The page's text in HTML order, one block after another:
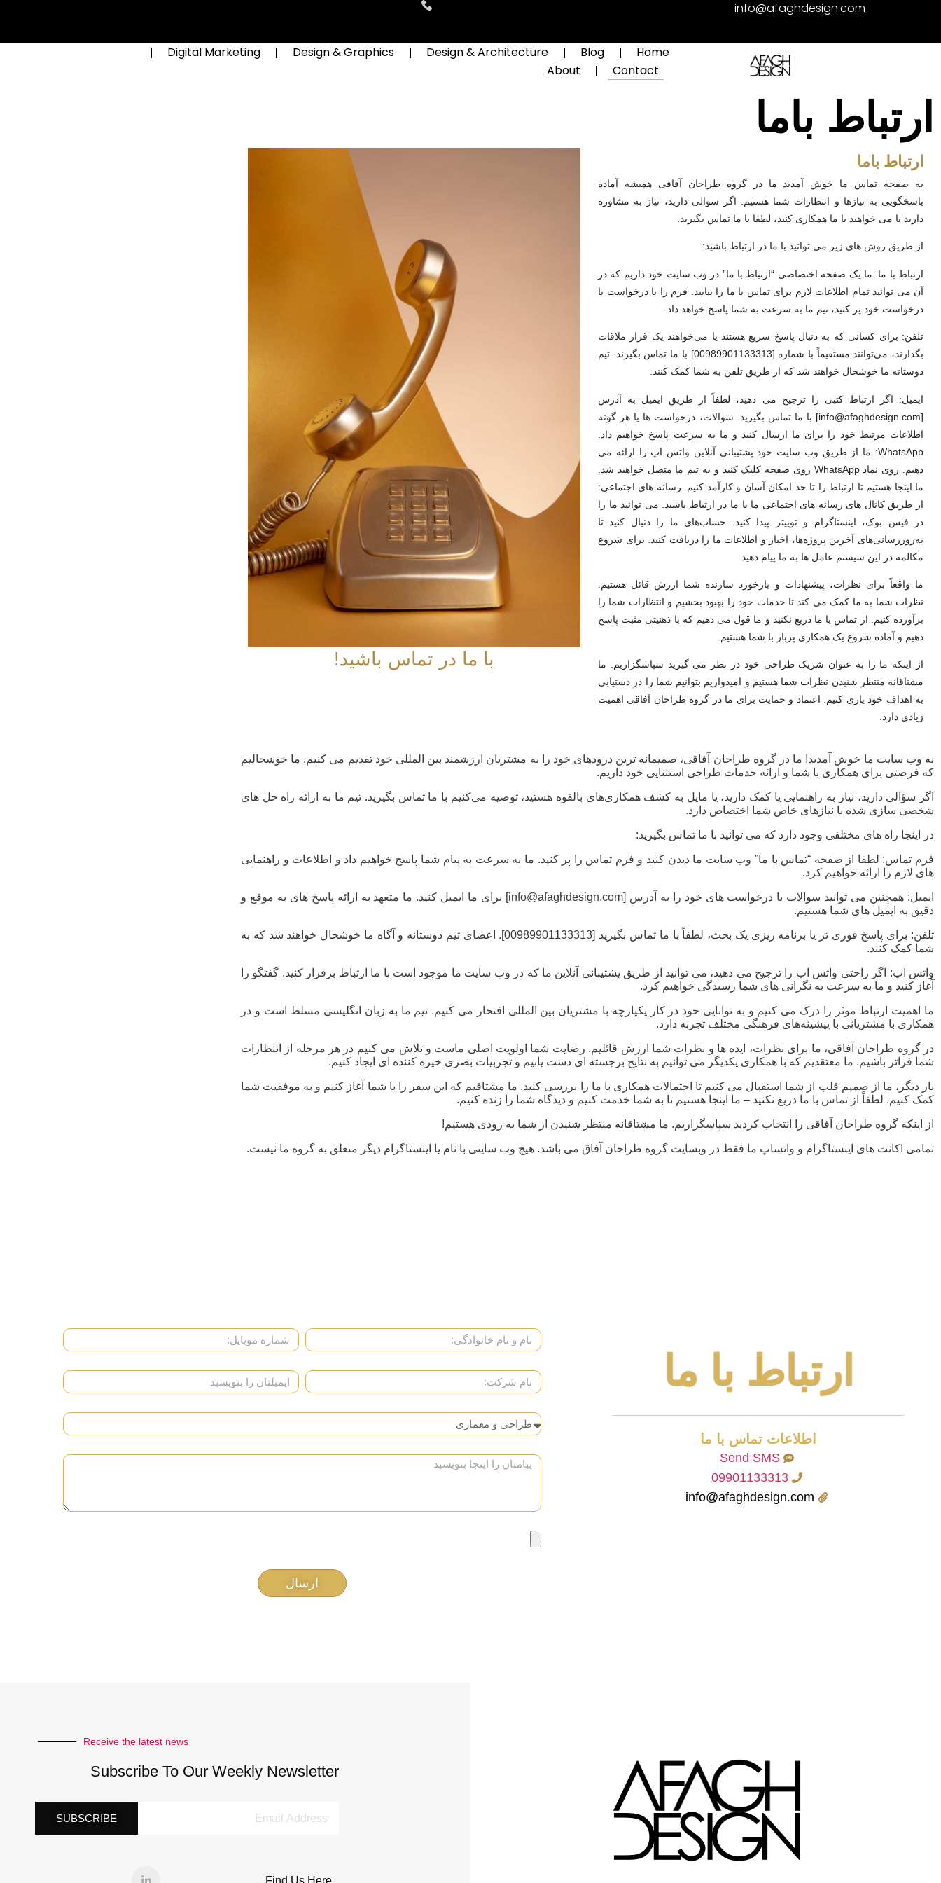
info@afaghdesign.com
Home
Blog
Design & Architecture
Design & Graphics
Digital Marketing
Contact
About
ارتباط باما
ارتباط باما
به صفحه تماس ما خوش آمدید ما در گروه طراحان آفاقی همیشه آماده
پاسخگویی به نیازها و انتظارات شما هستیم. اگر سوالی دارید، نیاز به مشاوره
دارید یا می خواهید با ما همکاری کنید، لطفا با ما تماس بگیرید.
از طریق روش های زیر می توانید با ما در ارتباط باشید:
ارتباط با ما: ما یک صفحه اختصاصی “ارتباط با ما” در وب سایت خود داریم که در
آن می توانید تمام اطلاعات لازم برای تماس با ما را بیابید. فرم را با درخواست یا
درخواست خود پر کنید، تیم ما به سرعت به شما پاسخ خواهد داد.
تلفن: برای کسانی که به دنبال پاسخ سریع هستند یا می‌خواهند یک قرار ملاقات
بگذارند، می‌توانند مستقیماً با شماره [00989901133313] با ما تماس بگیرند. تیم
دوستانه ما خوشحال خواهند شد که از طریق تلفن به شما کمک کنند.
ایمیل: اگر ارتباط کتبی را ترجیح می دهید، لطفاً از طریق ایمیل به آدرس
[info@afaghdesign.com] با ما تماس بگیرید. سوالات، درخواست ها یا هر گونه
اطلاعات مرتبط خود را برای ما ارسال کنید و ما به سرعت پاسخ خواهیم داد.
WhatsApp: ما از طریق وب سایت خود پشتیبانی آنلاین واتس اپ را ارائه می
دهیم. روی نماد WhatsApp روی صفحه کلیک کنید و به تیم ما متصل خواهید شد.
ما اینجا هستیم تا ارتباط را تا حد امکان آسان و کارآمد کنیم. رسانه های اجتماعی:
از طریق کانال های رسانه های اجتماعی ما با ما در ارتباط باشید. می توانید ما را
در فیس بوک، اینستاگرام و توییتر پیدا کنید. حساب‌های ما را دنبال کنید تا
به‌روزرسانی‌های آخرین پروژه‌ها، اخبار و اطلاعات ما را دریافت کنید. برای شروع
مکالمه در این سیستم عامل ها به ما پیام دهید.
ما واقعاً برای نظرات، پیشنهادات و بازخورد سازنده شما ارزش قائل هستیم.
نظرات شما به ما کمک می کند تا خدمات خود را بهبود بخشیم و انتظارات شما را
برآورده کنیم. از تماس با ما دریغ نکنید و ما قول می دهیم که با ذهنیتی مثبت پاسخ
دهیم و آماده شروع یک همکاری پربار با شما هستیم.
از اینکه ما را به عنوان شریک طراحی خود در نظر می گیرید سپاسگزاریم. ما
مشتاقانه منتظر شنیدن نظرات شما هستیم و امیدواریم بتوانیم شما را در دستیابی
به اهداف خود یاری کنیم. اعتماد و حمایت برای ما در گروه طراحان آفاقی اهمیت
زیادی دارد.
با ما در تماس باشید!
به وب سایت ما خوش آمدید! ما در گروه طراحان آفاقی، صمیمانه ترین درودهای خود را به مشتریان ارزشمند بین المللی خود تقدیم می کنیم. ما خوشحالیم
که فرصتی برای همکاری با شما و ارائه خدمات طراحی استثنایی خود داریم.
اگر سؤالی دارید، نیاز به راهنمایی یا کمک دارید، یا مایل به کشف همکاری‌های بالقوه هستید، توصیه می‌کنیم با ما تماس بگیرید. تیم ما به ارائه راه حل های
شخصی سازی شده با نیازهای خاص شما اختصاص دارد.
در اینجا راه های مختلفی وجود دارد که می توانید با ما تماس بگیرید:
فرم تماس: لطفا از صفحه “تماس با ما” وب سایت ما دیدن کنید و فرم تماس را پر کنید. ما به سرعت به پیام شما پاسخ خواهیم داد و اطلاعات و راهنمایی
های لازم را ارائه خواهیم کرد.
ایمیل: همچنین می توانید سوالات یا درخواست های خود را به آدرس [info@afaghdesign.com] برای ما ایمیل کنید. ما متعهد به ارائه پاسخ های به موقع و
دقیق به ایمیل های شما هستیم.
تلفن: برای پاسخ فوری تر یا برنامه ریزی یک بحث، لطفاً با ما تماس بگیرید [00989901133313]. اعضای تیم دوستانه و آگاه ما خوشحال خواهند شد که به
شما کمک کنند.
واتس اپ: اگر راحتی واتس اپ را ترجیح می دهید، می توانید از طریق پشتیبانی آنلاین ما که در وب سایت ما موجود است با ما ارتباط برقرار کنید. گفتگو را
آغاز کنید و ما به سرعت به نگرانی های شما رسیدگی خواهیم کرد.
ما اهمیت ارتباط موثر را درک می کنیم و به توانایی خود در کار یکپارچه با مشتریان بین المللی افتخار می کنیم. تیم ما به زبان انگلیسی مسلط است و در
همکاری با مشتریانی با پیشینه‌های فرهنگی مختلف تجربه دارد.
در گروه طراحان آفاقی، ما برای نظرات، ایده ها و نظرات شما ارزش قائلیم. رضایت شما اولویت اصلی ماست و تلاش می کنیم در هر مرحله از انتظارات
شما فراتر باشیم. ما معتقدیم که با همکاری یکدیگر می توانیم به نتایج برجسته ای دست یابیم و تجربیات بصری خیره کننده ای ایجاد کنیم.
بار دیگر، ما از صمیم قلب از شما استقبال می کنیم تا احتمالات همکاری با ما را بررسی کنید. ما مشتاقیم که این سفر را با شما آغاز کنیم و به موفقیت شما
کمک کنیم. لطفاً از تماس با ما دریغ نکنید – ما اینجا هستیم تا به شما خدمت کنیم و دیدگاه شما را زنده کنیم.
از اینکه گروه طراحان آفاقی را انتخاب کردید سپاسگزاریم. ما مشتاقانه منتظر شنیدن از شما به زودی هستیم!
تمامی اکانت های اینستاگرام و واتساپ ما فقط در وبسایت گروه طراحان آفاق می باشد. هیچ وب سایتی با نام یا اینستاگرام دیگر متعلق به گروه ما نیست.
ارتباط با ما
اطلاعات تماس با ما
Send SMS
09901133313
info@afaghdesign.com
ارسال
Receive the latest news
Subscribe To Our Weekly Newsletter
SUBSCRIBE